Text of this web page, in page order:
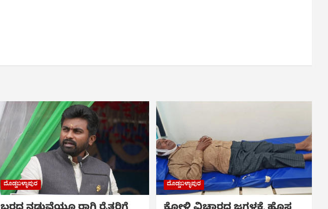
ದೊಡ್ಡಬಳ್ಳಾಪುರ ದೊಡ್ಡಬಳ್ಳಾಪುರ